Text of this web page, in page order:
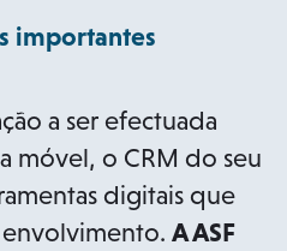
importantes
a ser efectuada
móvel, o CRM do seu
digitais que
envolvimento. A ASF